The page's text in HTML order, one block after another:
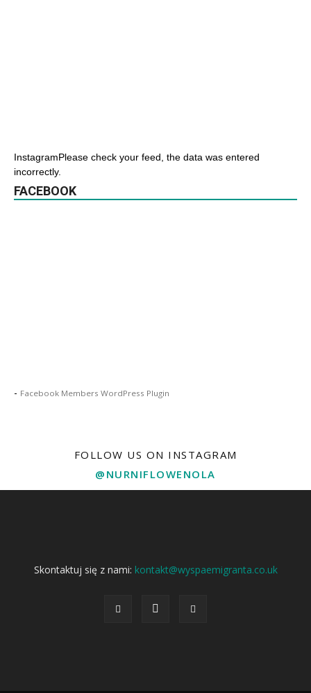
InstagramPlease check your feed, the data was entered
incorrectly.
FACEBOOK
- Facebook Members WordPress Plugin
FOLLOW US ON INSTAGRAM
@NURNIFLOWENOLA
Skontaktuj się z nami: kontakt@wyspaemigranta.co.uk